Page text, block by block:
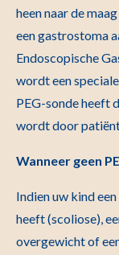
heen naar de
een gastrostoma
Endoscopische
wordt een
PEG-sonde heeft
wordt door
Wanneer geen
Indien uw kind
heeft (scoliose),
overgewicht of